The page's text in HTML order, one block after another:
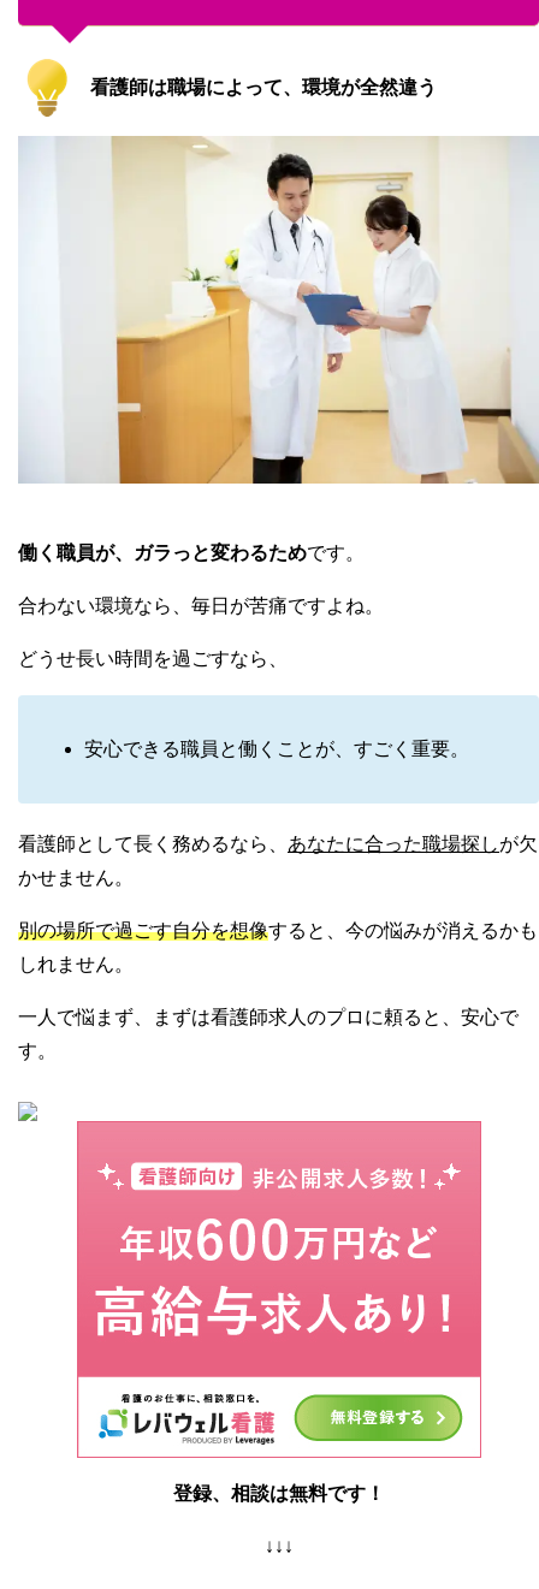
看護師は職場によって、環境が全然違う
働く職員が、ガラっと変わるためです。
合わない環境なら、毎日が苦痛ですよね。
どうせ長い時間を過ごすなら、
安心できる職員と働くことが、すごく重要。
看護師として長く務めるなら、 あなたに合った職場探しが欠
かせません。
別の場所で過ごす自分を想像すると、今の悩みが消えるかも
しれません。
一人で悩まず、まずは看護師求人のプロに頼ると、安心で
す。
登録、相談は無料です！
↓↓↓